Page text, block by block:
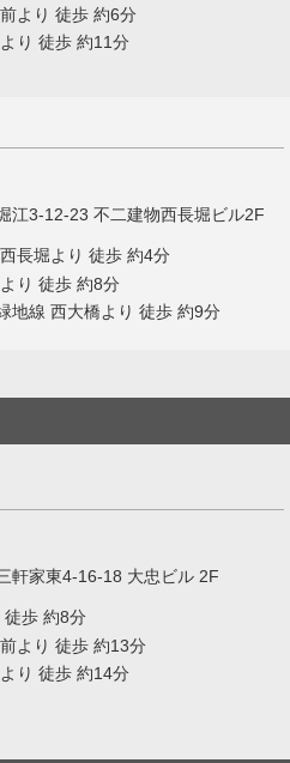
より 徒歩 約6分
り 徒歩 約11分
江3-12-23 不二建物西長堀ビル2F
長堀より 徒歩 約4分
り 徒歩 約8分
地線 西大橋より 徒歩 約9分
軒家東4-16-18 大忠ビル 2F
徒歩 約8分
より 徒歩 約13分
り 徒歩 約14分